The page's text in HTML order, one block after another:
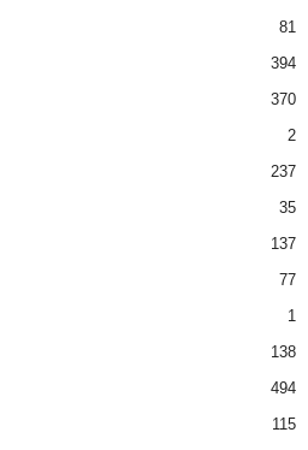
81
394
370
2
237
35
137
77
1
138
494
115